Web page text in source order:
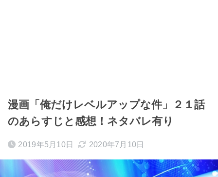
漫画「俺だけレベルアップな件」２１話
のあらすじと感想！ネタバレ有り
2019年5月10日 2020年7月10日